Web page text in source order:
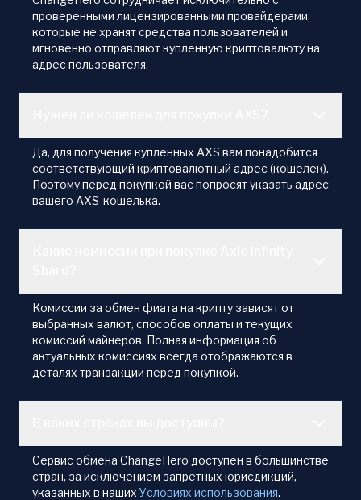
проверенными лицензированными провайдерами,
которые не хранят средства пользователей и
мгновенно отправляют купленную криптовалюту на
адрес пользователя.
Да, для получения купленных AXS вам понадобится
соответствующий криптовалютный адрес (кошелек).
Поэтому перед покупкой вас попросят указать адрес
вашего AXS-кошелька.
Комиссии за обмен фиата на крипту зависят от
выбранных валют, способов оплаты и текущих
комиссий майнеров. Полная информация об
актуальных комиссиях всегда отображаются в
деталях транзакции перед покупкой.
Сервис обмена ChangeHero доступен в большинстве
стран, за исключением запретных юрисдикций,
указанных в наших Условиях использования.